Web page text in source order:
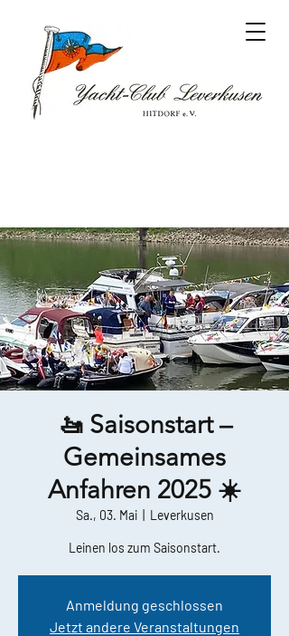
🚤 Saisonstart –
Gemeinsames
Anfahren 2025 ☀️
Sa., 03. Mai
  |
Leverkusen
Leinen los zum Saisonstart.
Anmeldung geschlossen
Jetzt andere Veranstaltungen